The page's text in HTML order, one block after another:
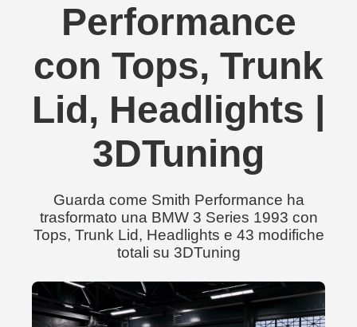
Performance
con Tops, Trunk
Lid, Headlights |
3DTuning
Guarda come Smith Performance ha
trasformato una BMW 3 Series 1993 con
Tops, Trunk Lid, Headlights e 43 modifiche
totali su 3DTuning